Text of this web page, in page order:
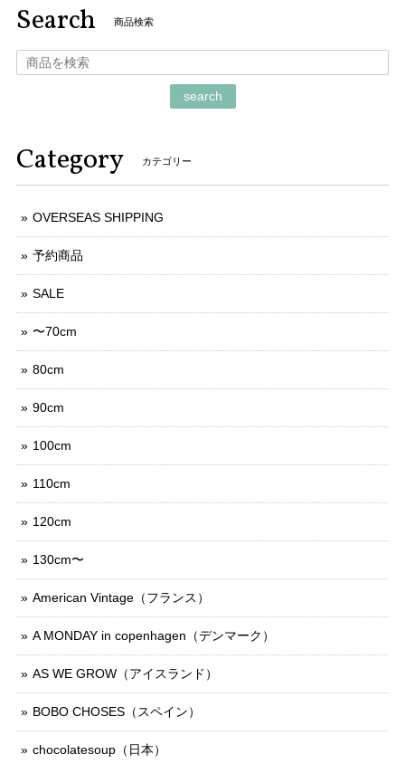
Search 商品検索
search
Category カテゴリー
OVERSEAS SHIPPING
予約商品
SALE
〜70cm
80cm
90cm
100cm
110cm
120cm
130cm〜
American Vintage（フランス）
A MONDAY in copenhagen（デンマーク）
AS WE GROW（アイスランド）
BOBO CHOSES（スペイン）
chocolatesoup（日本）